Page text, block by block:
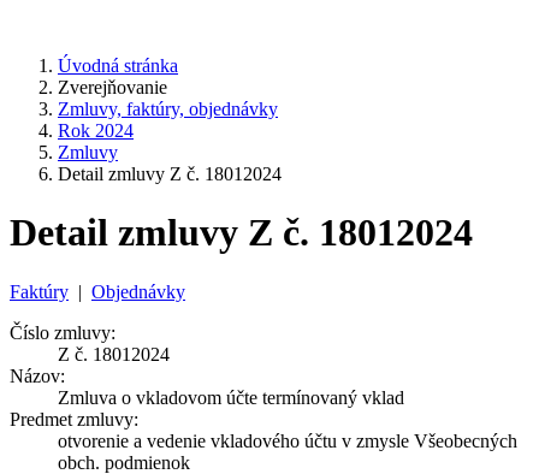
Úvodná stránka
Zverejňovanie
Zmluvy, faktúry, objednávky
Rok 2024
Zmluvy
Detail zmluvy Z č. 18012024
Detail zmluvy Z č. 18012024
Faktúry | Objednávky
Číslo zmluvy:
Z č. 18012024
Názov:
Zmluva o vkladovom účte termínovaný vklad
Predmet zmluvy:
otvorenie a vedenie vkladového účtu v zmysle Všeobecných
obch. podmienok